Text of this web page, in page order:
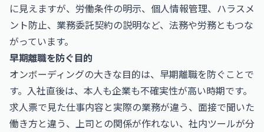
に見えますが、労働条件の明示、個人情報管理、ハラスメ
ント防止、業務委託契約の説明など、法務や労務ともつな
がっています。
早期離職を防ぐ目的
オンボーディングの大きな目的は、早期離職を防ぐことで
す。入社直後は、本人も企業も不確実性が高い時期です。
求人票で見た仕事内容と実際の業務が違う、面接で聞いた
働き方と違う、上司との関係が作れない、社内ツールが分